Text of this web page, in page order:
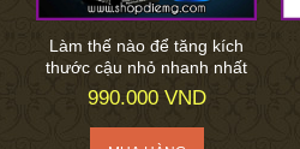
Làm thế nào để tăng kích
thước cậu nhỏ nhanh nhất
990.000 VND